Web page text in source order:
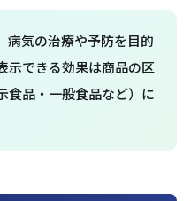
気の治療や予防を目的
示できる効果は商品の区
食品・一般食品など）に